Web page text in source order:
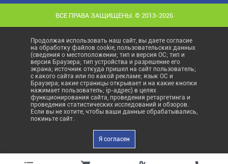
ВСЕ ПРАВА ЗАЩИЩЕНЫ. © 2013-2026
Продолжая использовать наш сайт, вы даете согласие
на обработку файлов cookie, пользовательских данных
(сведения о местоположении; тип и версия ОС; тип и
версия Браузера; тип устройства и разрешение его
экрана; источник откуда пришел на сайт пользователь;
с какого сайта или по какой рекламе; язык ОС и
Браузера; какие страницы открывает и на какие кнопки
нажимает пользователь; ip-адрес) в целях
функционирования сайта, проведения ретаргетинга и
проведения статистических исследований и обзоров.
Если вы не хотите, чтобы ваши данные обрабатывались,
покиньте сайт.
Я согласен